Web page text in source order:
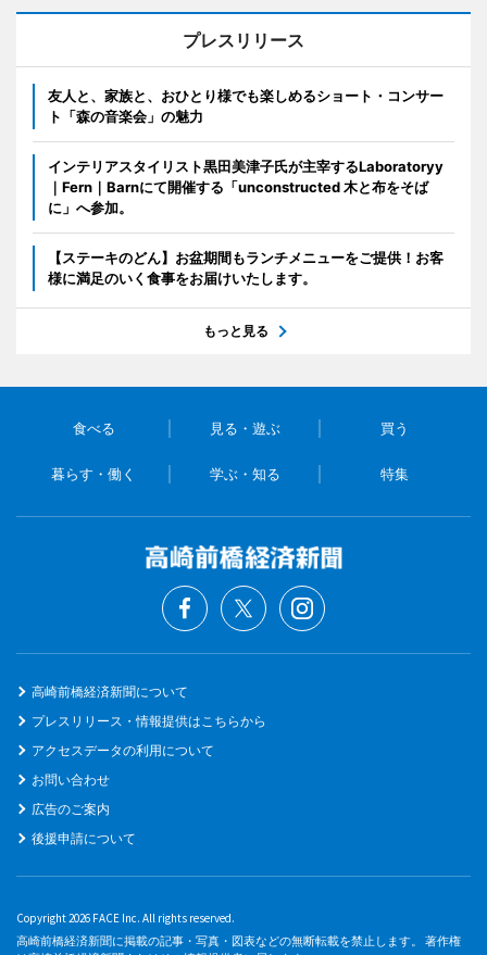
プレスリリース
友人と、家族と、おひとり様でも楽しめるショート・コンサー
ト「森の音楽会」の魅力
インテリアスタイリスト黒田美津子氏が主宰するLaboratoryy
｜Fern｜Barnにて開催する「unconstructed 木と布をそば
に」へ参加。
【ステーキのどん】お盆期間もランチメニューをご提供！お客
様に満足のいく食事をお届けいたします。
もっと見る
食べる 見る・遊ぶ 買う
暮らす・働く 学ぶ・知る 特集
高崎前橋経済新聞について
プレスリリース・情報提供はこちらから
アクセスデータの利用について
お問い合わせ
広告のご案内
後援申請について
Copyright 2026 FACE Inc. All rights reserved.
高崎前橋経済新聞に掲載の記事・写真・図表などの無断転載を禁止します。 著作権